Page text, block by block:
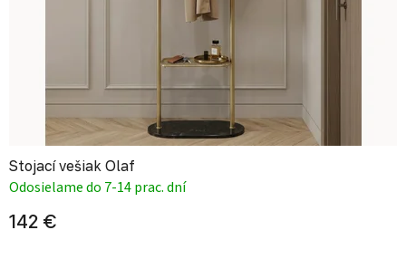
Stojací vešiak Olaf
Odosielame do 7-14 prac. dní
142 €